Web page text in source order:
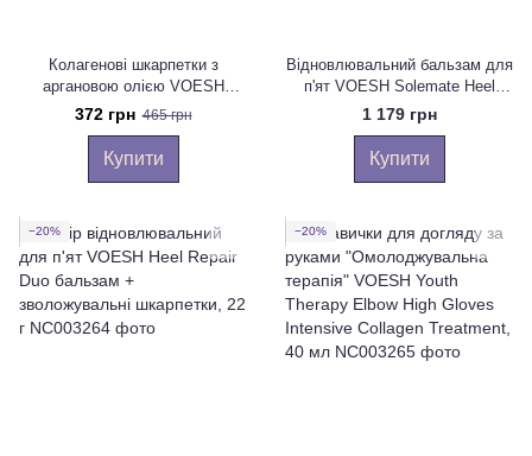
Колагенові шкарпетки з
аргановою олією VOESH
Collagen Socks with Argan Oil +
Floral Extracts, 1 шт, 16 мл
372 грн 465 грн
Купити
Відновлювальний бальзам для
п'ят VOESH Solemate Heel
Repair Balm, 22 г
1 179 грн
Купити
−20% −20%